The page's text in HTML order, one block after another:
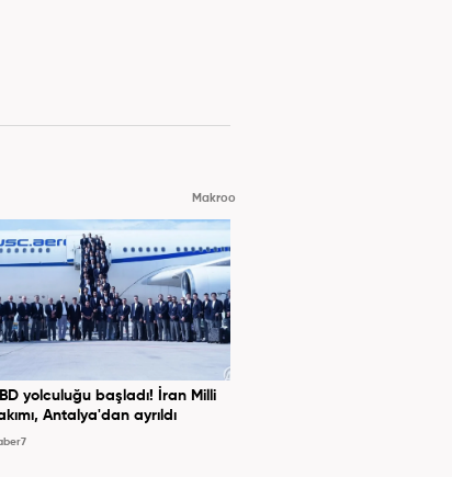
Makroo
yolculuğu başladı! İran Milli
Antalya'dan ayrıldı